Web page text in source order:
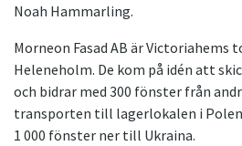
Noah Hammarling.
Morneon Fasad AB är
Heleneholm. De kom på idén att
och bidrar med 300 fönster från
transporten till lagerlokalen i
1 000 fönster ner till Ukraina.